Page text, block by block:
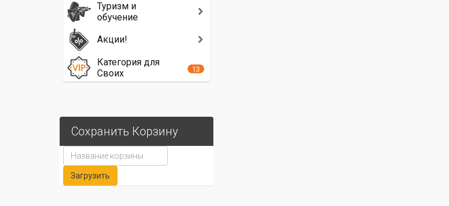
Туризм и
обучение
Акции!
Категория для
Своих
13
Сохранить Корзину